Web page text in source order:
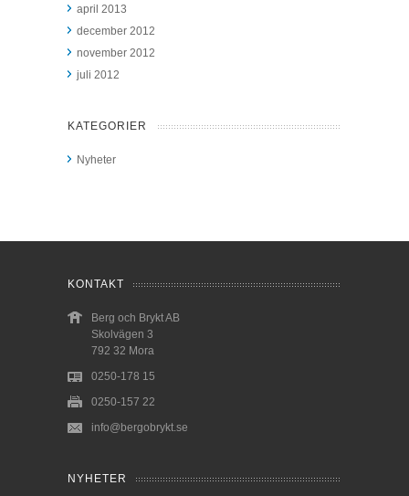
april 2013
december 2012
november 2012
juli 2012
KATEGORIER
Nyheter
KONTAKT
Berg och Brykt AB
Skolvägen 3
792 32 Mora
0250-178 15
0250-157 22
info@bergobrykt.se
NYHETER